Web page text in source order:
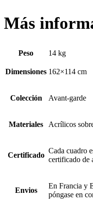
Más
Peso 14 kg
Dimensiones 162×114 cm
Colección Avant-garde
Materiales Acrílicos
Certificado
Cada cuadro
certificado de
Envios
En Francia y
póngase en